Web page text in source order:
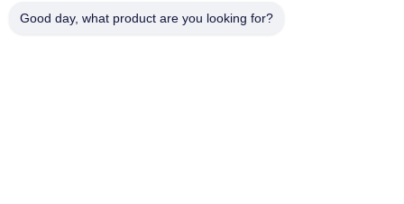
0086-158-1879-0524
Good day, what product are you looking for?